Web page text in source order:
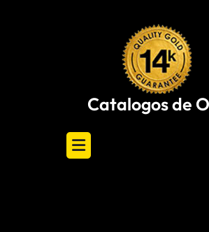
Catalogos de